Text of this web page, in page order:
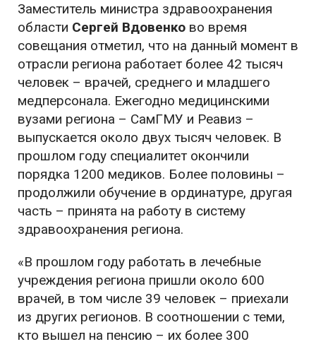
Заместитель министра здравоохранения
области Сергей Вдовенко во время
совещания отметил, что на данный момент в
отрасли региона работает более 42 тысяч
человек – врачей, среднего и младшего
медперсонала. Ежегодно медицинскими
вузами региона – СамГМУ и Реавиз –
выпускается около двух тысяч человек. В
прошлом году специалитет окончили
порядка 1200 медиков. Более половины –
продолжили обучение в ординатуре, другая
часть – принята на работу в систему
здравоохранения региона.
«В прошлом году работать в лечебные
учреждения региона пришли около 600
врачей, в том числе 39 человек – приехали
из других регионов. В соотношении с теми,
кто вышел на пенсию – их более 300